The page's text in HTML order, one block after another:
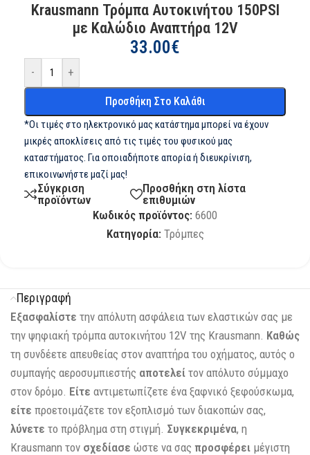
Krausmann Τρόμπα Αυτοκινήτου 150PSI
με Καλώδιο Αναπτήρα 12V
33.00€
- +
Προσθήκη Στο Καλάθι
*Οι τιμές στο ηλεκτρονικό μας κατάστημα μπορεί να έχουν
μικρές αποκλίσεις από τις τιμές του φυσικού μας
καταστήματος. Για οποιαδήποτε απορία ή διευκρίνιση,
επικοινωνήστε μαζί μας!
Σύγκριση
προϊόντων
Προσθήκη στη λίστα
επιθυμιών
Κωδικός προϊόντος: 6600
Κατηγορία: Τρόμπες
Περιγραφή
Εξασφαλίστε την απόλυτη ασφάλεια των ελαστικών σας με
την ψηφιακή τρόμπα αυτοκινήτου 12V της Krausmann. Καθώς
τη συνδέετε απευθείας στον αναπτήρα του οχήματος, αυτός ο
συμπαγής αεροσυμπιεστής αποτελεί τον απόλυτο σύμμαχο
στον δρόμο. Είτε αντιμετωπίζετε ένα ξαφνικό ξεφούσκωμα,
είτε προετοιμάζετε τον εξοπλισμό των διακοπών σας,
λύνετε το πρόβλημα στη στιγμή. Συγκεκριμένα, η
Krausmann τον σχεδίασε ώστε να σας προσφέρει μέγιστη